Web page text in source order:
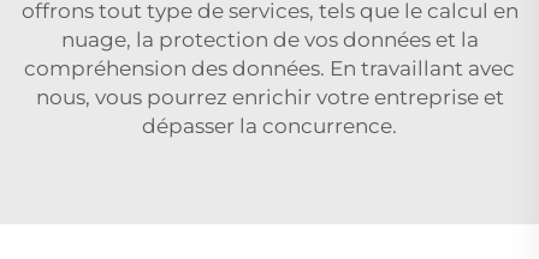
offrons tout type de services, tels que le calcul en
nuage, la protection de vos données et la
compréhension des données. En travaillant avec
nous, vous pourrez enrichir votre entreprise et
dépasser la concurrence.